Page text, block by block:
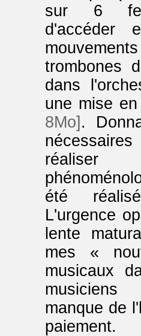
sur 6
d'accéder
trombones
dans
une mise
8Mo] .
été
L'urgence
lente
mes «
musicaux
musiciens
manque de
paiement.